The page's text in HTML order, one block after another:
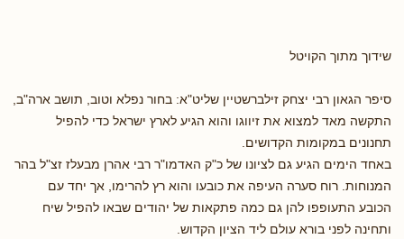
שידוך מתוך הקויטל
סיפר הגאון רבי יצחק זילברשטיין שליט"א: בחור נפלא וטוב, תושב ארה"ב,
התקשה מאד למצוא את זיווגו והוא הגיע לארץ ישראל כדי להפיל
תחנונים במקומות הקדושים.
באחד הימים הגיע גם לציונו של כ"ק האדמו"ר רבי אהרן מבעלז זצ"ל בהר
המנוחות. רוח סערה העיפה את כובעו והוא רץ להרימו, אך יחד עם
הכובע התעופפו להן גם כמה פתקאות של יהודים שבאו להפיל שיח
ותחינה לפני בורא עולם ליד הציון הקדוש.